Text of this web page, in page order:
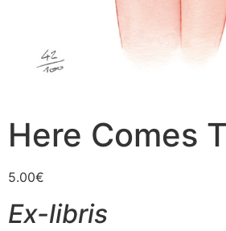
Here Comes
5.00€
Ex-libris